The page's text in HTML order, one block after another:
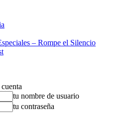
– Rompe el Silencio
tu nombre de usuario
tu contraseña